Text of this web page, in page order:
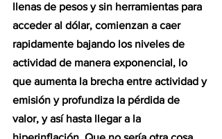
llenas de pesos y sin herramientas para
acceder al dólar, comienzan a caer
rapidamente bajando los niveles de
actividad de manera exponencial, lo
que aumenta la brecha entre actividad y
emisión y profundiza la pérdida de
valor, y así hasta llegar a la